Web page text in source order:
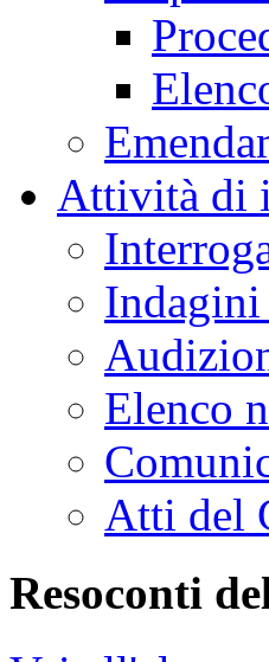
Attività di
Elenco
Atti del
Resoconti